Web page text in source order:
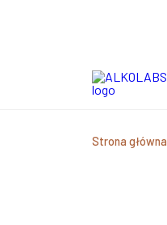
Strona główna